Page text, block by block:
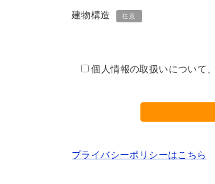
建物構造 任意
個人情報の取扱いについて
プライバシーポリシーはこちら